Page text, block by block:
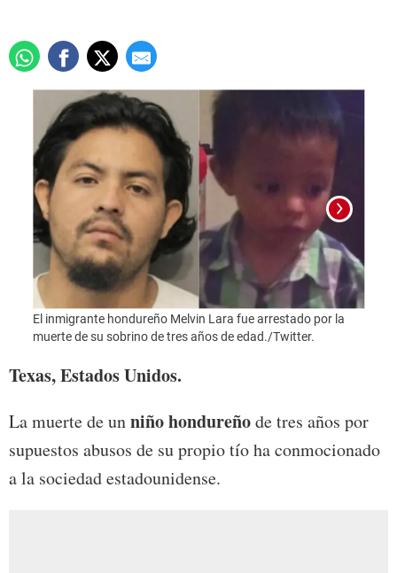
El inmigrante hondureño Melvin Lara fue arrestado por la
muerte de su sobrino de tres años de edad./Twitter.
Texas, Estados Unidos.
La muerte de unniño hondureñode tres años por
supuestos abusos de su propio tío ha conmocionado
a la sociedad estadounidense.